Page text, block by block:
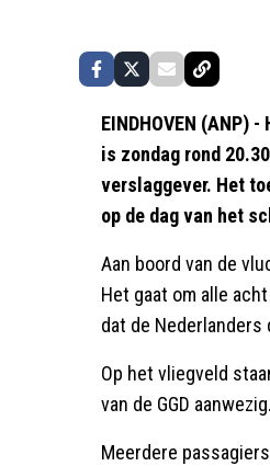
EINDHOVEN
is zondag rond
verslaggever. Het
op de dag van het
Aan boord van de
Het gaat om alle
dat de Nederlanders
Op het vliegveld
van de GGD aanwezig.
Meerdere